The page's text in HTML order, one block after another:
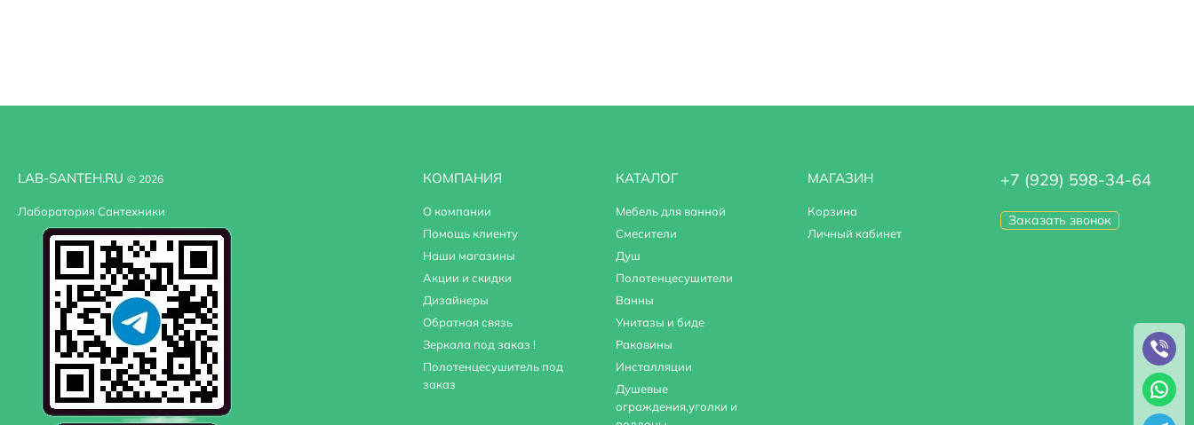
LAB-SANTEH.RU © 2026
Лаборатория Сантехники
КОМПАНИЯ
О компании
Помощь клиенту
Наши магазины
Акции и скидки
Дизайнеры
Обратная связь
Зеркала под заказ !
Полотенцесушитель под
заказ
КАТАЛОГ
Мебель для ванной
Смесители
Душ
Полотенцесушители
Ванны
Унитазы и биде
Раковины
Инсталляции
Душевые
ограждения,уголки и
МАГАЗИН
Корзина
Личный кабинет
+7 (929) 598-34-64
Заказать звонок